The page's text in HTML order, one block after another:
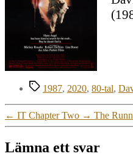
Etiketter
1987, 2020, 80-tal,
← IT Chapter Two → The
Lämna ett svar